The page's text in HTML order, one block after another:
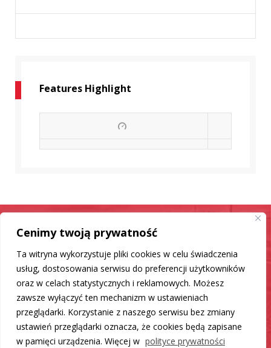
Cenimy twoją prywatność
Ta witryna wykorzystuje pliki cookies w celu świadczenia
usług, dostosowania serwisu do preferencji użytkowników
oraz w celach statystycznych i reklamowych. Możesz
zawsze wyłączyć ten mechanizm w ustawieniach
przeglądarki. Korzystanie z naszego serwisu bez zmiany
ustawień przeglądarki oznacza, że cookies będą zapisane
w pamięci urządzenia. Więcej w polityce prywatności
Features Highlight
Samochód jak nowy
Mamy dla Ciebie rozwiązanie
DO LISTY PRODUKTÓW